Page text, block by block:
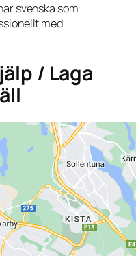
svenska som
med
/ Laga